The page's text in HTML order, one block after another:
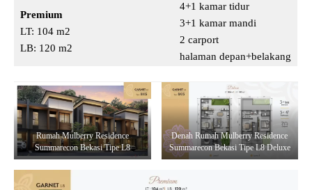
Premium
LT: 104 m2
LB: 120 m2
4+1 kamar tidur
3+1 kamar mandi
2 carport
halaman depan+belakang
Rumah Mulberry Residence
Summarecon Bekasi Tipe L8
Denah Rumah Mulberry Residence
Summarecon Bekasi Tipe L8 Deluxe